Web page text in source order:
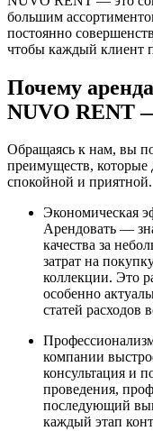
большим
постоянно
чтобы каждый клиент
Почему
NUVO RENT
Обращаясь к нам, вы
преимуществ, которые
спокойной и приятной.
Экономическая
Арендовать —
качества за
затрат на
коллекции. Это
особенно
статей расходов
компании
консультация и
проведения,
последующий
каждый этап